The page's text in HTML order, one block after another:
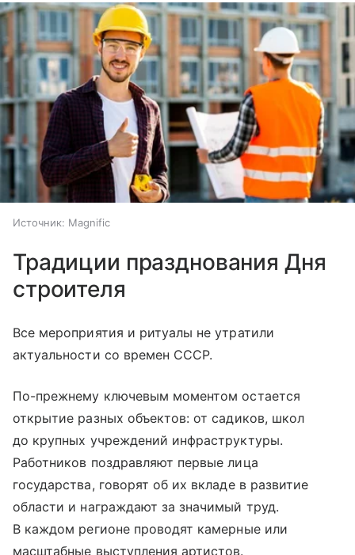
Источник: Magnific
Традиции празднования Дня
строителя
Все мероприятия и ритуалы не утратили
актуальности со времен СССР.
По-прежнему ключевым моментом остается
открытие разных объектов: от садиков, школ
до крупных учреждений инфраструктуры.
Работников поздравляют первые лица
государства, говорят об их вкладе в развитие
области и награждают за значимый труд.
В каждом регионе проводят камерные или
масштабные выступления артистов.